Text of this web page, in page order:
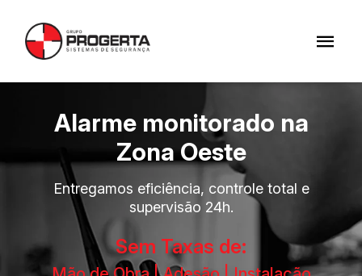
Alarme monitorado na
Zona Oeste
Entregamos eficiência, controle total e
supervisão 24h.
Sem Taxas de: